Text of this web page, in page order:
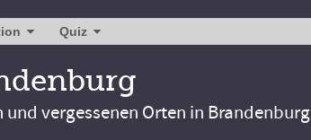
Quiz
vergessenen Orten in Brandenburg